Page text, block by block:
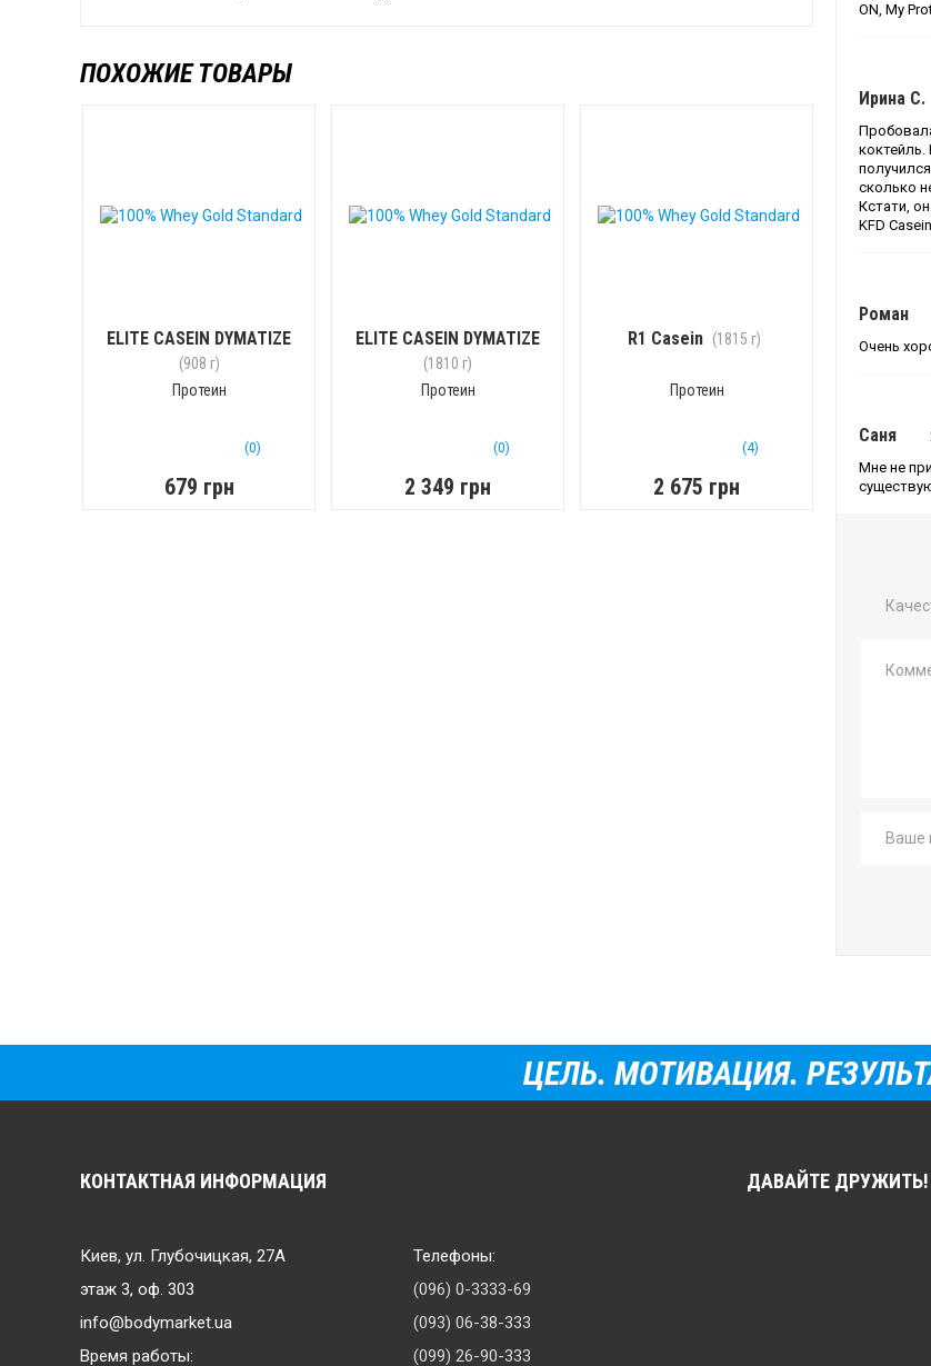
ПОХОЖИЕ ТОВАРЫ
ELITE CASEIN DYMATIZE
(908 г)
Протеин
(0)
679 грн
ELITE CASEIN DYMATIZE
(1810 г)
Протеин
(0)
2 349 грн
R1 Casein (1815 г)
Протеин
(4)
2 675 грн
ON, My
Ирина С.
сколько
Кстати, он
KFD
Роман
Очень
Саня
Мне не
ЦЕЛЬ. МОТИВАЦИЯ.
КОНТАКТНАЯ ИНФОРМАЦИЯ
Киев, ул. Глубочицкая, 27А
этаж 3, оф. 303
info@bodymarket.ua
Время работы:
Телефоны:
(096) 0-3333-69
(093) 06-38-333
(099) 26-90-333
ДАВАЙТЕ ДРУЖИТЬ!